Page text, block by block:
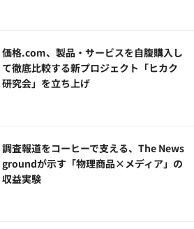
価格.com、製品・サービスを自腹購入し
て徹底比較する新プロジェクト「ヒカク
研究会」を立ち上げ
調査報道をコーヒーで支える、The News
groundが示す「物理商品×メディア」の
収益実験